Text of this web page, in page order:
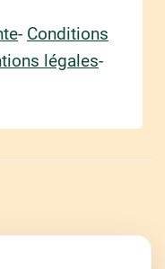
- Conditions
légales-